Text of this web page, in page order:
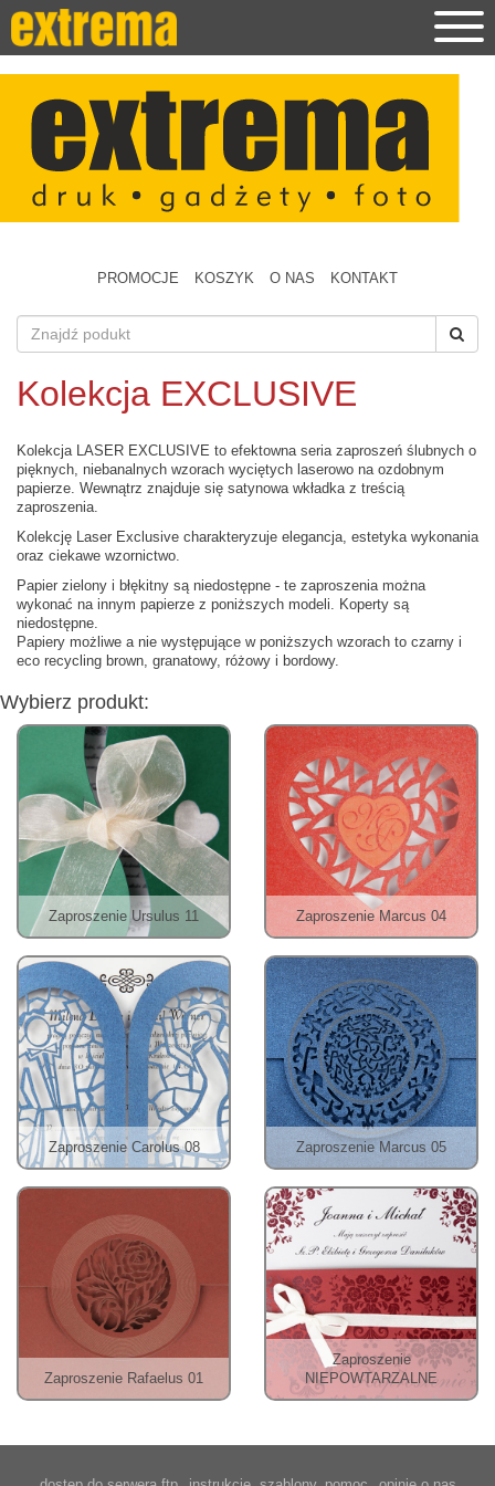
PROMOCJE KOSZYK O NAS KONTAKT
Kolekcja EXCLUSIVE
Kolekcja LASER EXCLUSIVE to efektowna seria zaproszeń ślubnych o
pięknych, niebanalnych wzorach wyciętych laserowo na ozdobnym
papierze. Wewnątrz znajduje się satynowa wkładka z treścią
zaproszenia.
Kolekcję Laser Exclusive charakteryzuje elegancja, estetyka wykonania
oraz ciekawe wzornictwo.
Papier zielony i błękitny są niedostępne - te zaproszenia można
wykonać na innym papierze z poniższych modeli. Koperty są
niedostępne.
Papiery możliwe a nie występujące w poniższych wzorach to czarny i
eco recycling brown, granatowy, różowy i bordowy.
Wybierz produkt:
Zaproszenie Ursulus 11 Zaproszenie Marcus 04
Zaproszenie Carolus 08 Zaproszenie Marcus 05
Zaproszenie Rafaelus 01
Zaproszenie
NIEPOWTARZALNE